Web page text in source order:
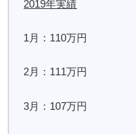
2019年実績
1月：110万円
2月：111万円
3月：107万円